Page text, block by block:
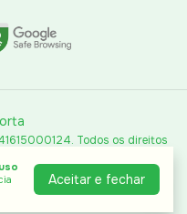
Aceitar e fechar
Todos os direitos